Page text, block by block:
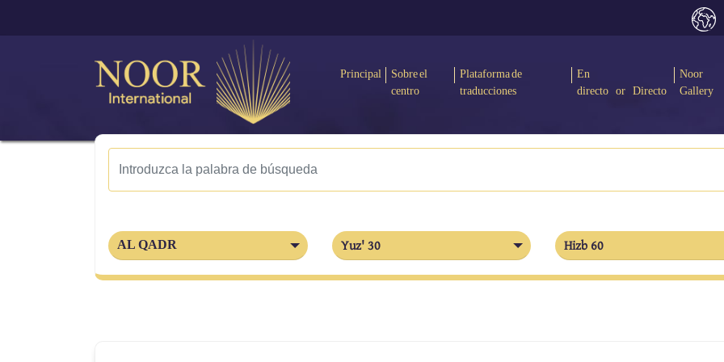
Principal
Sobre el
centro
Plataforma de
traducciones
En
directo or Directo
Noor
Gallery
AL QADR Yuz' 30 Hizb 60